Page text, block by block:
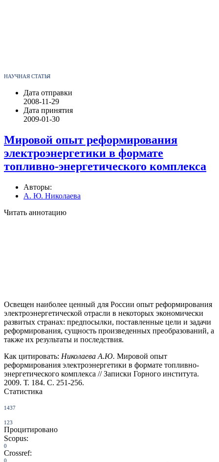
НАУЧНАЯ СТАТЬЯ
Дата отправки
2008-11-29
Дата принятия
2009-01-30
Мировой опыт реформирования
электроэнергетики в формате
топливно-энергетического комплекса
Авторы:
А. Ю. Николаева
Читать аннотацию
Освещен наиболее ценный для России опыт реформирования
электроэнергетической отрасли в некоторых экономически
развитых странах: предпосылки, поставленные цели и задачи
реформирования, сущность произведенных преобразований, а
также их результаты и последствия.
Как цитировать: Николаева А.Ю. Мировой опыт
реформирования электроэнергетики в формате топливно-
энергетического комплекса // Записки Горного института.
2009. Т. 184. С. 251-256.
Статистика
1437
123
Процитировано
Scopus:
0
Crossref:
0